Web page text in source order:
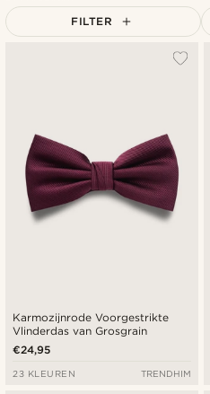
FILTER
Karmozijnrode Voorgestrikte
Vlinderdas van Grosgrain
€24,95
23 KLEUREN TRENDHIM